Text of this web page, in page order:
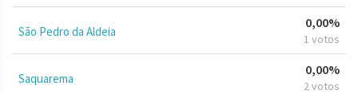
São Pedro da Aldeia
0,00%
1 votos
Saquarema
0,00%
2 votos